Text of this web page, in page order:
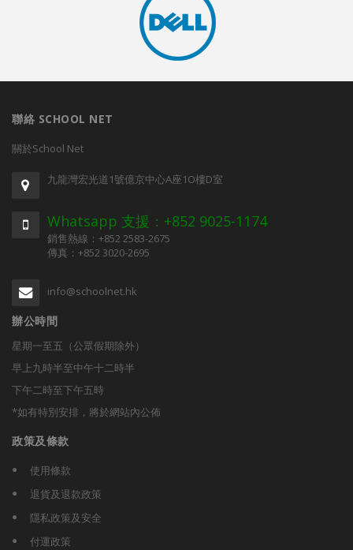
聯絡 SCHOOL NET
關於School Net
九龍灣宏光道1號億京中心A座1O樓D室
Whatsapp 支援：+852 9025-1174
銷售熱線：+852 2583-2675
傳真：+852 3020-2695
info@schoolnet.hk
辦公時間
星期一至五（公眾假期除外）
早上九時半至中午十二時半
下午二時至下午五時
*如有特別安排，將於網站內公佈
政策及條款
使用條款
退貨及退款政策
隱私政策及安全
付運政策